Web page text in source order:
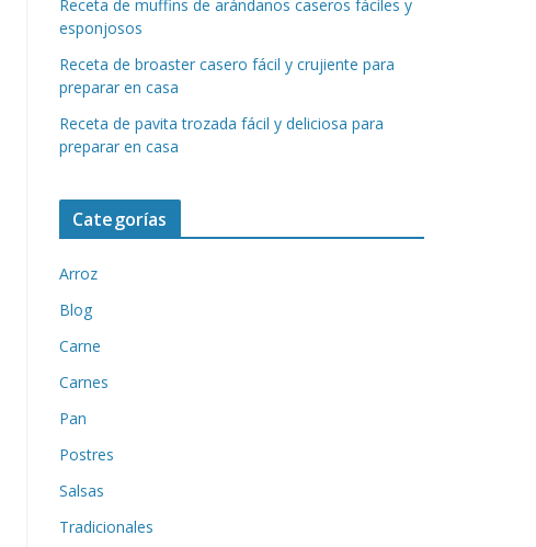
Receta de muffins de arándanos caseros fáciles y
esponjosos
Receta de broaster casero fácil y crujiente para
preparar en casa
Receta de pavita trozada fácil y deliciosa para
preparar en casa
Categorías
Arroz
Blog
Carne
Carnes
Pan
Postres
Salsas
Tradicionales